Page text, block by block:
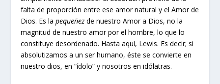
falta de proporción entre ese amor natural y el Amor de
Dios. Es lapequeñez de nuestro Amor a Dios, no la
magnitud de nuestro amor por el hombre, lo que lo
constituye desordenado. Hasta aquí, Lewis. Es decir; si
absolutizamos a un ser humano, éste se convierte en
nuestro dios, en “ídolo” y nosotros en idólatras.